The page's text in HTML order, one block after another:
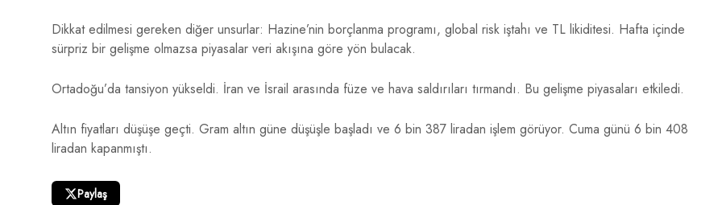
Dikkat edilmesi gereken diğer unsurlar: Hazine’nin borçlanma programı, global risk iştahı ve TL likiditesi. Hafta içinde
sürpriz bir gelişme olmazsa piyasalar veri akışına göre yön bulacak.
Ortadoğu’da tansiyon yükseldi. İran ve İsrail arasında füze ve hava saldırıları tırmandı. Bu gelişme piyasaları etkiledi.
Altın fiyatları düşüşe geçti. Gram altın güne düşüşle başladı ve 6 bin 387 liradan işlem görüyor. Cuma günü 6 bin 408
liradan kapanmıştı.
Paylaş